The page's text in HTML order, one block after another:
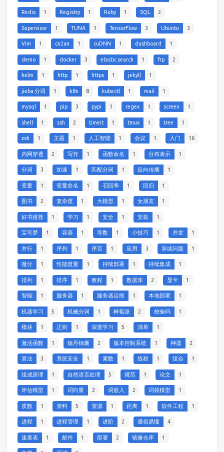
Redis 1 Registry 1 Ruby 1 SQL 2
Supervisor 1 TUNA 1 TensorFlow 3 Ubuntu 3
Vim 1 cn2an 1 cuDNN 1 dashboard 1
demo 1 docker 3 elastic search 1 frp 2
helm 1 http 1 https 1 jekyll 1
jieba 分词 1 k8s 8 kubectl 1 mail 1
mysql 1 pip 3 pypi 1 regex 1 screen 1
shell 1 ssh 2 timeit 1 tmux 1 tree 1
zsh 1 主题 1 人工智能 1 会议 1 入门 16
内网穿透 2 写作 1 函数命名 1 分布表示 1
分词 3 加速 1 匹配分词 1 反向传播 1
变量 1 变量命名 1 召回率 1 回归 1
图书 2 复杂度 1 大模型 1 女朋友 1
好书推荐 1 学习 1 安全 1 安装 1
宝可梦 1 容器 1 导数 1 小技巧 1 并发 1
并行 1 序列 1 序言 1 应用 3 异或问题 1
微分 1 性能度量 1 持续部署 1 持续集成 1
排列 1 排序 1 教程 1 数据库 2 显卡 1
智能 1 服务器 1 服务器运维 1 本地部署 1
机器学习 5 机械分词 1 树莓派 2 校验码 1
模块 1 正则 1 深度学习 5 清单 1
激活函数 1 炼丹锦囊 2 版本控制系统 1 神器 2
算法 3 系统安全 1 素数 1 线程 1 组合 1
组成原理 1 自然语言处理 5 规范 1 论文 1
评估模型 1 词向量 2 词嵌入 2 词袋模型 1
质数 1 资料 5 资源 1 距离 1 软件工程 1
进程 1 进程管理 1 进阶 2 通俗易懂 4
速查表 1 邮件 1 部署 2 镜像仓库 1